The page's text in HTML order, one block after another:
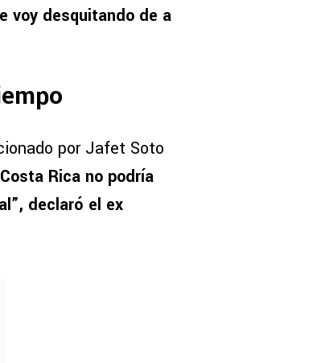
voy desquitando de a
por Jafet Soto
Rica no podría
declaró el ex